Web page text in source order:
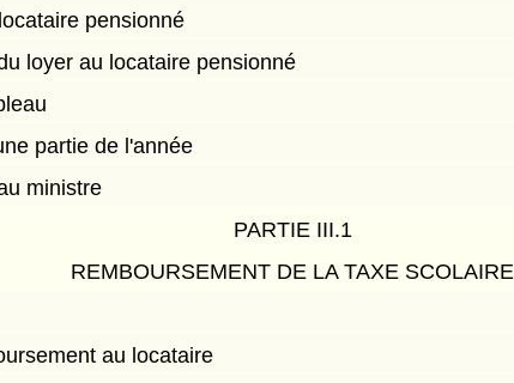
pensionné
loyer au locataire pensionné
partie de l'année
ministre
PARTIE III.1
REMBOURSEMENT DE LA TAXE SCOLAIRE
au locataire